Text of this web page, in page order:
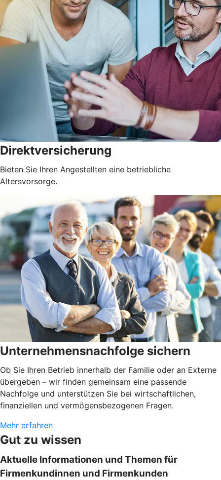
Direktversicherung
Bieten Sie Ihren Angestellten eine betriebliche
Altersvorsorge.
Unternehmensnachfolge sichern
Ob Sie Ihren Betrieb innerhalb der Familie oder an Externe
übergeben – wir finden gemeinsam eine passende
Nachfolge und unterstützen Sie bei wirtschaftlichen,
finanziellen und vermögensbezogenen Fragen.
Mehr erfahren
Gut zu wissen
Aktuelle Informationen und Themen für
Firmenkundinnen und Firmenkunden